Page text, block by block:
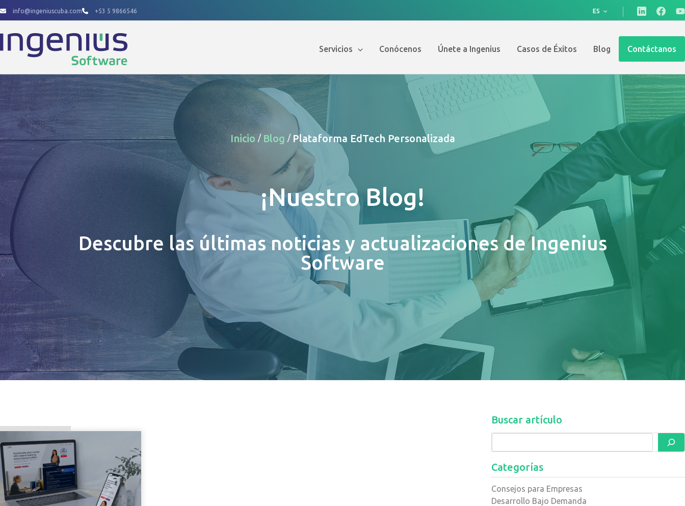
info@ingeniuscuba.com +53 5 9866546 ES
Servicios Conócenos Únete a Ingenius Casos de Éxitos Blog Contáctanos
Inicio / Blog / Plataforma EdTech Personalizada
¡Nuestro Blog!
Descubre las últimas noticias y actualizaciones de Ingenius
Software
Buscar artículo
Categorías
Consejos para Empresas
Desarrollo Bajo Demanda